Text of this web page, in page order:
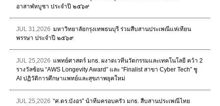
อาสาฬหบูชา ประจำปี ๒๕๖๙
JUL 31,2026 มหาวิทยาลัยกรุงเทพธนบุรี ร่วมสืบสานประเพณีแห่เทียน
พรรษา ประจำปี ๒๕๖๙
JUL 25,2026 แพทย์ศาสตร์ มกธ. ผงาดเวทีนวัตกรรมและเทคโนโลยี คว้า 2
รางวัลซ้อน “AWS Longevity Award” และ “Finalist สาขา Cyber Tech” ชู
AI ปฏิวัติการศึกษาแพทย์และสุขภาพยุคใหม่
JUL 25,2026 “ศ.ดร.บังอร” นำทีมครอบครัว มกธ. สืบสานประเพณีไทย